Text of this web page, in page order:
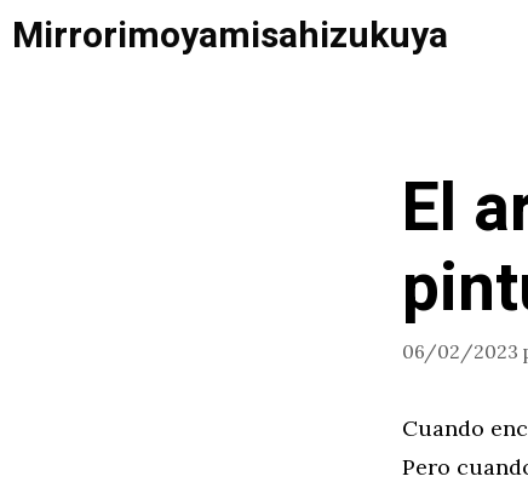
Saltar
alMirrorimoyamisahizukuya
El
06/02/2023
Cuando
Pero